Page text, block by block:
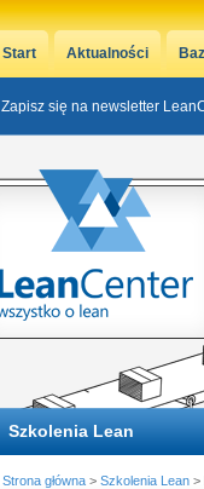
Start Aktualności
Zapisz się na newsletter
Szkolenia Lean
Strona główna > Szkolenia Lean >